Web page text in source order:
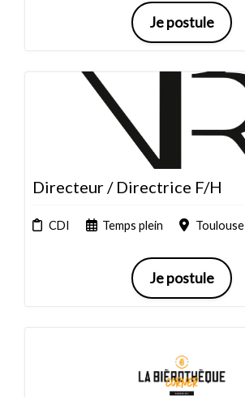
Je postule
Directeur / Directrice F/H
CDI Temps plein Toulouse
Je postule